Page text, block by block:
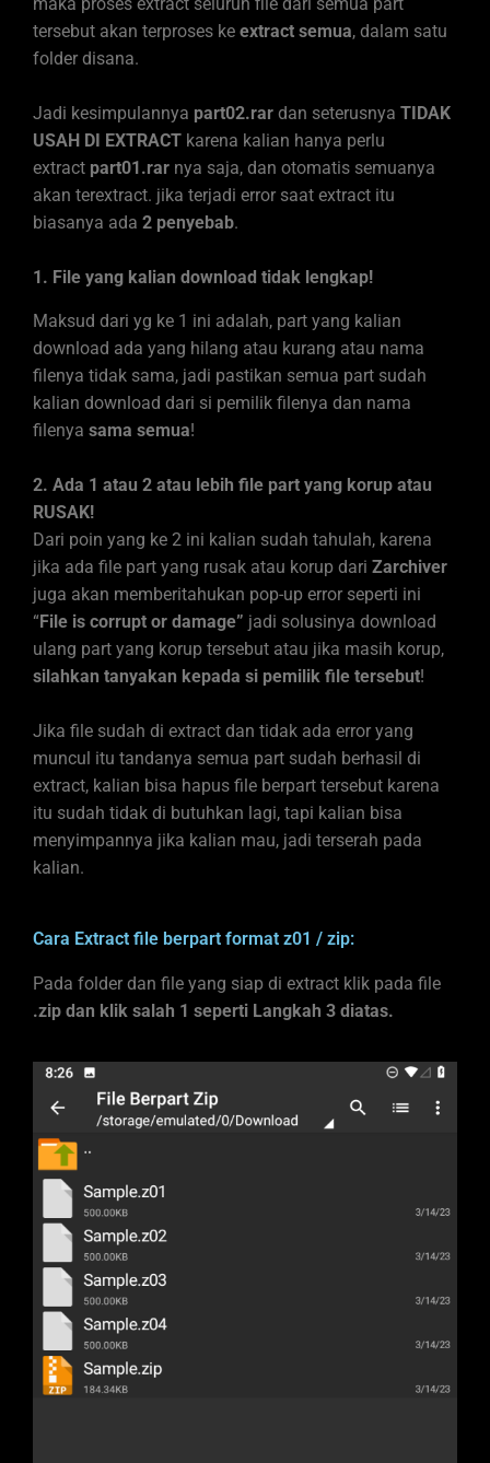
maka proses extract seluruh file dari semua part
tersebut akan terproses ke extract semua, dalam satu
folder disana.
Jadi kesimpulannya part02.rar dan seterusnya TIDAK
USAH DI EXTRACT karena kalian hanya perlu
extract part01.rar nya saja, dan otomatis semuanya
akan terextract. jika terjadi error saat extract itu
biasanya ada 2 penyebab.
1. File yang kalian download tidak lengkap!
Maksud dari yg ke 1 ini adalah, part yang kalian
download ada yang hilang atau kurang atau nama
filenya tidak sama, jadi pastikan semua part sudah
kalian download dari si pemilik filenya dan nama
filenya sama semua!
2. Ada 1 atau 2 atau lebih file part yang korup atau
RUSAK!
Dari poin yang ke 2 ini kalian sudah tahulah, karena
jika ada file part yang rusak atau korup dari Zarchiver
juga akan memberitahukan pop-up error seperti ini
“File is corrupt or damage” jadi solusinya download
ulang part yang korup tersebut atau jika masih korup,
silahkan tanyakan kepada si pemilik file tersebut!
Jika file sudah di extract dan tidak ada error yang
muncul itu tandanya semua part sudah berhasil di
extract, kalian bisa hapus file berpart tersebut karena
itu sudah tidak di butuhkan lagi, tapi kalian bisa
menyimpannya jika kalian mau, jadi terserah pada
kalian.
Cara Extract file berpart format z01 / zip:
Pada folder dan file yang siap di extract klik pada file
.zip dan klik salah 1 seperti Langkah 3 diatas.